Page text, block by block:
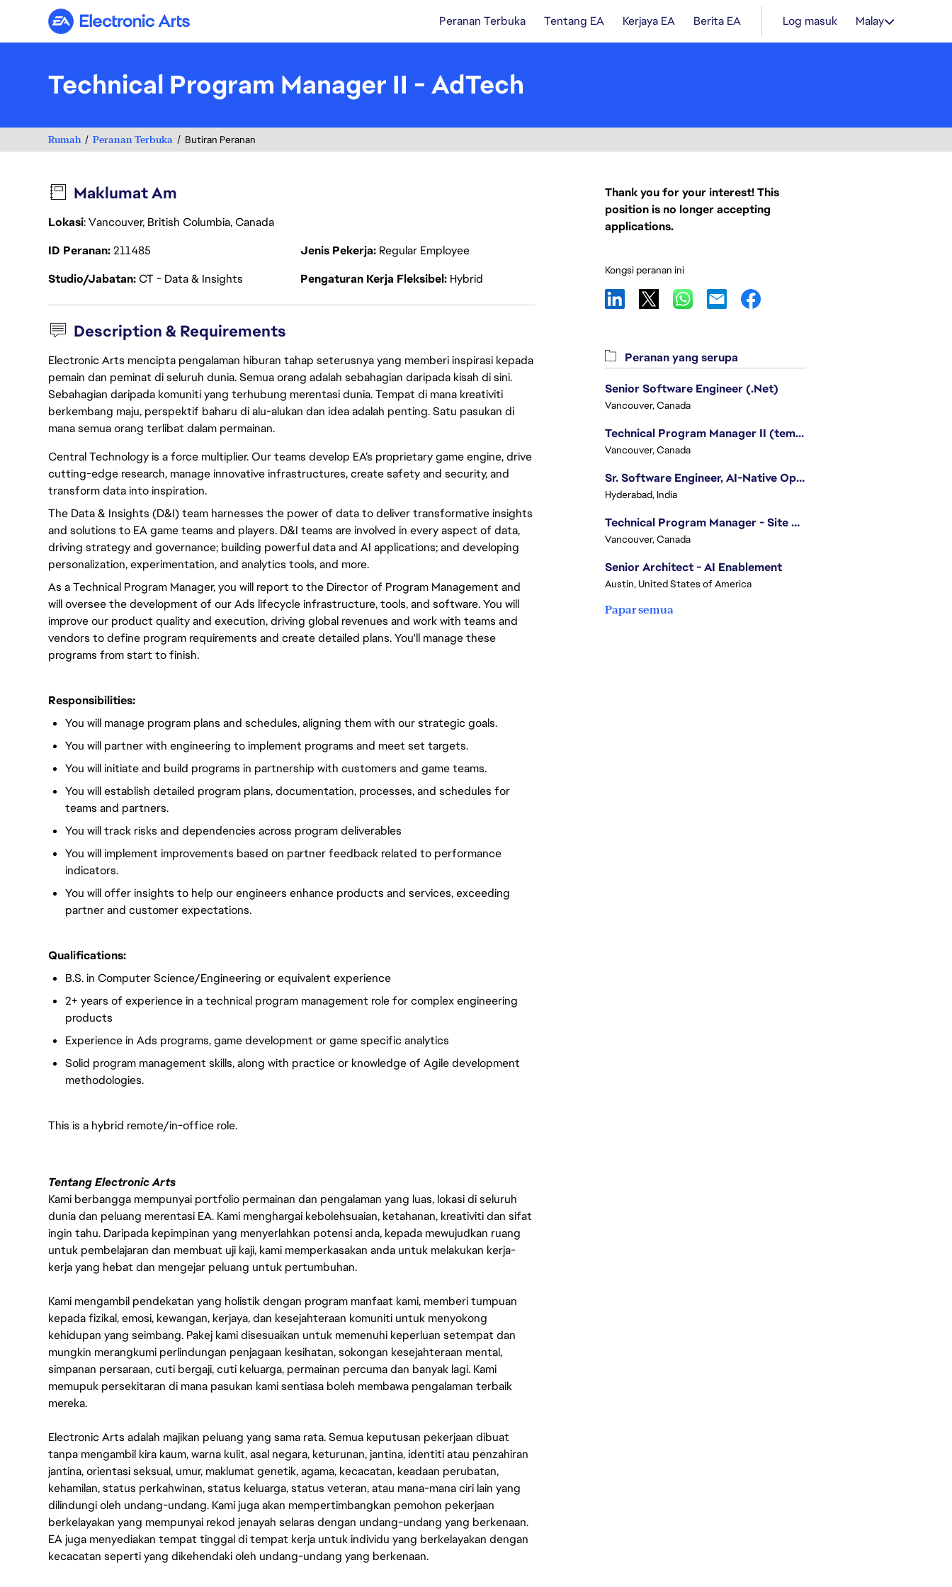
Electronic Arts Peranan Terbuka Tentang EA Kerjaya EA Berita EA Log masuk Malay
Technical Program Manager II - AdTech
Rumah Peranan Terbuka Butiran Peranan
Maklumat Am
Lokasi: Vancouver, British Columbia, Canada
ID Peranan211485 Jenis Pekerja Regular Employee
Studio/JabatanCT - Data & Insights Pengaturan Kerja Fleksibel Hybrid
Description & Requirements
Electronic Arts mencipta pengalaman hiburan tahap seterusnya yang memberi inspirasi kepada
pemain dan peminat di seluruh dunia. Semua orang adalah sebahagian daripada kisah di sini.
Sebahagian daripada komuniti yang terhubung merentasi dunia. Tempat di mana kreativiti
berkembang maju, perspektif baharu di alu-alukan dan idea adalah penting. Satu pasukan di
mana semua orang terlibat dalam permainan.
Central Technology is a force multiplier. Our teams develop EA’s proprietary game engine, drive
cutting-edge research, manage innovative infrastructures, create safety and security, and
transform data into inspiration.
The Data & Insights (D&I) team harnesses the power of data to deliver transformative insights
and solutions to EA game teams and players. D&I teams are involved in every aspect of data,
driving strategy and governance; building powerful data and AI applications; and developing
personalization, experimentation, and analytics tools, and more.
As a Technical Program Manager, you will report to the Director of Program Management and
will oversee the development of our Ads lifecycle infrastructure, tools, and software. You will
improve our product quality and execution, driving global revenues and work with teams and
vendors to define program requirements and create detailed plans. You'll manage these
programs from start to finish.
Responsibilities:
You will manage program plans and schedules, aligning them with our strategic goals.
You will partner with engineering to implement programs and meet set targets.
You will initiate and build programs in partnership with customers and game teams.
You will establish detailed program plans, documentation, processes, and schedules for
teams and partners.
You will track risks and dependencies across program deliverables
You will implement improvements based on partner feedback related to performance
indicators.
You will offer insights to help our engineers enhance products and services, exceeding
partner and customer expectations.
Qualifications:
B.S. in Computer Science/Engineering or equivalent experience
2+ years of experience in a technical program management role for complex engineering
products
Experience in Ads programs, game development or game specific analytics
Solid program management skills, along with practice or knowledge of Agile development
methodologies.
This is a hybrid remote/in-office role.
Tentang Electronic Arts
Kami berbangga mempunyai portfolio permainan dan pengalaman yang luas, lokasi di seluruh
dunia dan peluang merentasi EA. Kami menghargai kebolehsuaian, ketahanan, kreativiti dan sifat
ingin tahu. Daripada kepimpinan yang menyerlahkan potensi anda, kepada mewujudkan ruang
untuk pembelajaran dan membuat uji kaji, kami memperkasakan anda untuk melakukan kerja-
kerja yang hebat dan mengejar peluang untuk pertumbuhan.
Kami mengambil pendekatan yang holistik dengan program manfaat kami, memberi tumpuan
kepada fizikal, emosi, kewangan, kerjaya, dan kesejahteraan komuniti untuk menyokong
kehidupan yang seimbang. Pakej kami disesuaikan untuk memenuhi keperluan setempat dan
mungkin merangkumi perlindungan penjagaan kesihatan, sokongan kesejahteraan mental,
simpanan persaraan, cuti bergaji, cuti keluarga, permainan percuma dan banyak lagi. Kami
memupuk persekitaran di mana pasukan kami sentiasa boleh membawa pengalaman terbaik
mereka.
Electronic Arts adalah majikan peluang yang sama rata. Semua keputusan pekerjaan dibuat
tanpa mengambil kira kaum, warna kulit, asal negara, keturunan, jantina, identiti atau penzahiran
jantina, orientasi seksual, umur, maklumat genetik, agama, kecacatan, keadaan perubatan,
kehamilan, status perkahwinan, status keluarga, status veteran, atau mana-mana ciri lain yang
dilindungi oleh undang-undang. Kami juga akan mempertimbangkan pemohon pekerjaan
berkelayakan yang mempunyai rekod jenayah selaras dengan undang-undang yang berkenaan.
EA juga menyediakan tempat tinggal di tempat kerja untuk individu yang berkelayakan dengan
kecacatan seperti yang dikehendaki oleh undang-undang yang berkenaan.
Thank you for your interest! This
position is no longer accepting
applications.
Kongsi peranan ini
Peranan yang serupa
Senior Software Engineer (.Net)
Vancouver, Canada
Technical Program Manager II (temporary)
Vancouver, Canada
Sr. Software Engineer, AI-Native Operations Platform
Hyderabad, India
Technical Program Manager - Site Reliability Engineering (SRE)
Vancouver, Canada
Senior Architect - AI Enablement
Austin, United States of America
Papar semua